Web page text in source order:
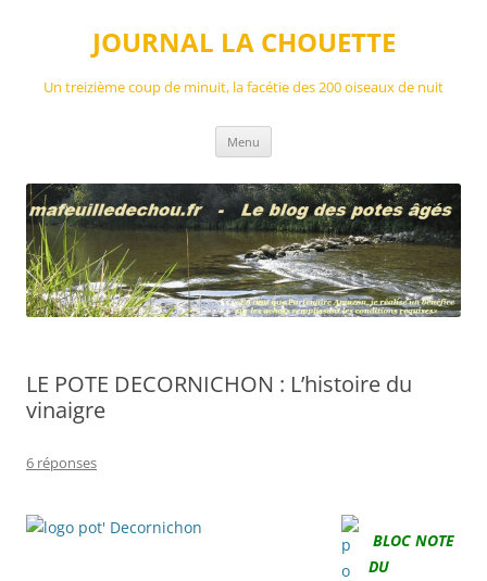
JOURNAL LA CHOUETTE
Un treizième coup de minuit, la facétie des 200 oiseaux de nuit
Menu
LE POTE DECORNICHON : L’histoire du
vinaigre
6 réponses
BLOC NOTE
DU